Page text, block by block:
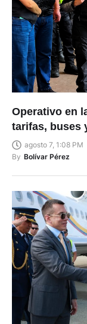
Operativo en
tarifas, buses
agosto 7, 1:08 PM
By Bolívar Pérez